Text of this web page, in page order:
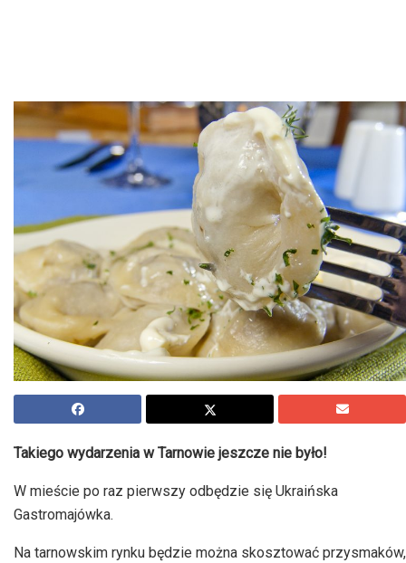
Takiego wydarzenia w Tarnowie jeszcze nie było!
W mieście po raz pierwszy odbędzie się Ukraińska
Gastromajówka.
Na tarnowskim rynku będzie można skosztować przysmaków,